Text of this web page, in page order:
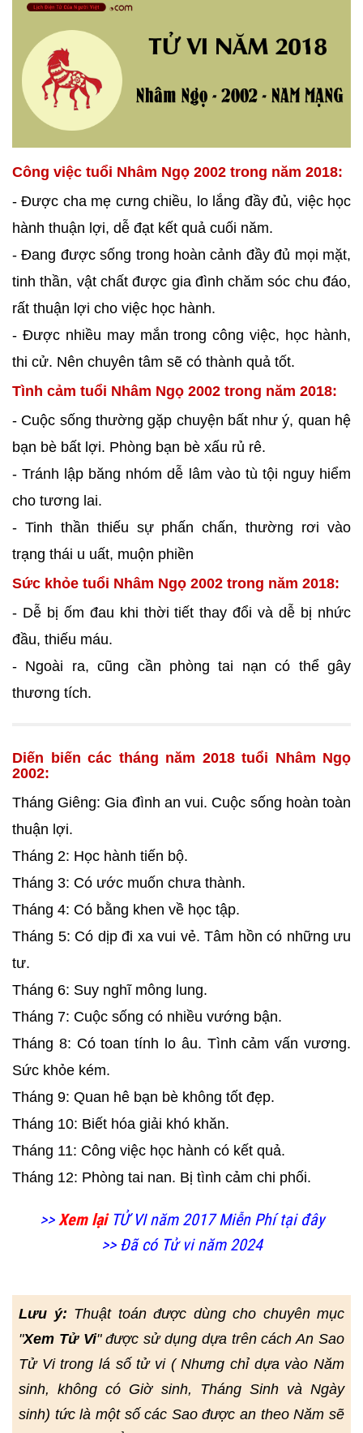
Công việc tuổi Nhâm Ngọ 2002 trong năm 2018:
- Được cha mẹ cưng chiều, lo lắng đầy đủ, việc học
hành thuận lợi, dễ đạt kết quả cuối năm.
- Đang được sống trong hoàn cảnh đầy đủ mọi mặt,
tinh thần, vật chất được gia đình chăm sóc chu đáo,
rất thuận lợi cho việc học hành.
- Được nhiều may mắn trong công việc, học hành,
thi cử. Nên chuyên tâm sẽ có thành quả tốt.
Tình cảm tuổi Nhâm Ngọ 2002 trong năm 2018:
- Cuộc sống thường gặp chuyện bất như ý, quan hệ
bạn bè bất lợi. Phòng bạn bè xấu rủ rê.
- Tránh lập băng nhóm dễ lâm vào tù tội nguy hiểm
cho tương lai.
- Tinh thần thiếu sự phấn chấn, thường rơi vào
trạng thái u uất, muộn phiền
Sức khỏe tuổi Nhâm Ngọ 2002 trong năm 2018:
- Dễ bị ốm đau khi thời tiết thay đổi và dễ bị nhức
đầu, thiếu máu.
- Ngoài ra, cũng cần phòng tai nạn có thể gây
thương tích.
Diến biến các tháng năm 2018 tuổi Nhâm Ngọ
2002:
Tháng Giêng: Gia đình an vui. Cuộc sống hoàn toàn
thuận lợi.
Tháng 2: Học hành tiến bộ.
Tháng 3: Có ước muốn chưa thành.
Tháng 4: Có bằng khen về học tập.
Tháng 5: Có dịp đi xa vui vẻ. Tâm hồn có những ưu
tư.
Tháng 6: Suy nghĩ mông lung.
Tháng 7: Cuộc sống có nhiều vướng bận.
Tháng 8: Có toan tính lo âu. Tình cảm vấn vương.
Sức khỏe kém.
Tháng 9: Quan hê bạn bè không tốt đẹp.
Tháng 10: Biết hóa giải khó khăn.
Tháng 11: Công việc học hành có kết quả.
Tháng 12: Phòng tai nan. Bị tình cảm chi phối.
>>Xem lạiTỬ VI năm 2017 Miễn Phí tại đây
>> Đã có Tử vi năm 2024
Lưu ý: Thuật toán được dùng cho chuyên mục
"Xem Tử Vi" được sử dụng dựa trên cách An Sao
Tử Vi trong lá số tử vi ( Nhưng chỉ dựa vào Năm
sinh, không có Giờ sinh, Tháng Sinh và Ngày
sinh) tức là một số các Sao được an theo Năm sẽ